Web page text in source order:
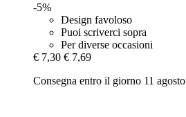
-5%
Design favoloso
Puoi scriverci sopra
Per diverse occasioni
€ 7,30 € 7,69
Consegna entro il giorno 11 agosto